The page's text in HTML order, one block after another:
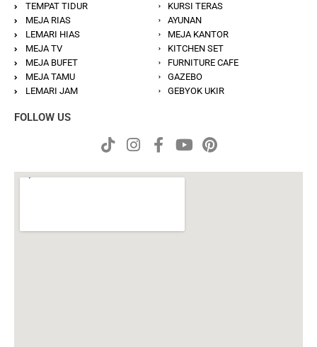
TEMPAT TIDUR
MEJA RIAS
LEMARI HIAS
MEJA TV
MEJA BUFET
MEJA TAMU
LEMARI JAM
KURSI TERAS
AYUNAN
MEJA KANTOR
KITCHEN SET
FURNITURE CAFE
GAZEBO
GEBYOK UKIR
FOLLOW US